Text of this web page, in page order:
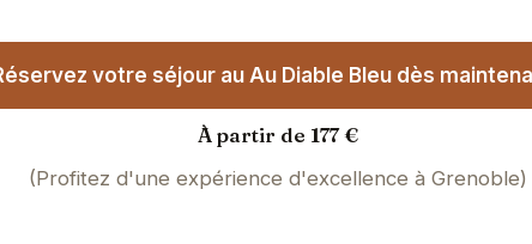
votre séjour au Au Diable Bleu dès
À partir de 177 €
(Profitez d'une expérience d'excellence à Grenoble)